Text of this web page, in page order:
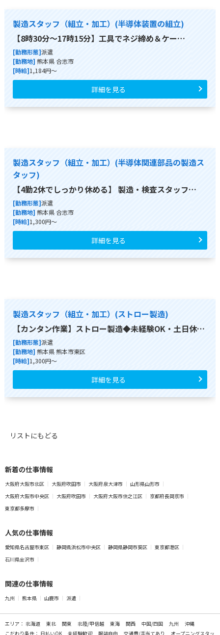
製造スタッフ（組立・加工）(半導体装置の組立)
【8時30分～17時15分】工具でネジ締め＆ケー…
[勤務形態]派遣
[勤務地] 熊本県 合志市
[時給]1,184円～
詳細を見る
製造スタッフ（組立・加工）(半導体関連部品の製造ス
タッフ)
【4勤2休でしっかり休める】 製造・検査スタッフ…
[勤務形態]派遣
[勤務地] 熊本県 合志市
[時給]1,300円～
詳細を見る
製造スタッフ（組立・加工）(ストロー製造)
【カンタン作業】ストロー製造◆未経験OK・土日休…
[勤務形態]派遣
[勤務地] 熊本県 熊本市東区
[時給]1,300円～
詳細を見る
リストにもどる
新着の仕事情報
大阪府大阪市北区 大阪府吹田市 大阪府泉大津市
山形県山形市
大阪府大阪市中央区
大阪府吹田市 大阪府大阪市住之江区
京都府長岡京市
東京都多摩市
人気の仕事情報
愛知県名古屋市東区 静岡県浜松市中央区 静岡県静岡市葵区
東京都港区
石川県金沢市
関連の仕事情報
九州 熊本県 山鹿市 派遣
エリア： 北海道 東北 関東 北陸/甲信越 東海 関西 中国/四国 九州
沖縄
こだわり条件： 日払いOK 未経験歓迎 服装自由 交通費/手当てあり オープニングスタッ